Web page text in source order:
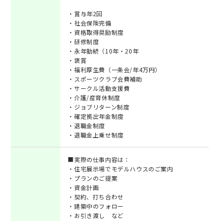
・賞与年2回
・社会保険完備
・資格取得奨励制度
・研修制度
・永年勤続（10年・20年
・褒賞
・福利厚生費（一条会/年4万円）
・スポーツクラブ会費補助
・サークル活動支援費
・介護/産育休制度
・ジョブリターン制度
・確定拠出年金制度
・退職金制度
・退職金上乗せ制度
■実際の仕事内容は：
・住宅展示場でモデルハウスのご案内
・プランのご提案
・資金計画
・契約、打ち合わせ
・建築中のフォロー
・お引き渡し など